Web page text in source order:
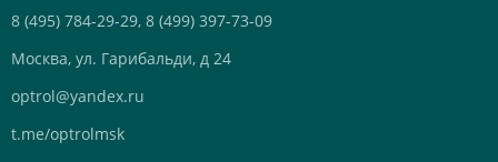
8 (495) 784-29-29, 8 (499) 397-73-09
Москва, ул. Гарибальди, д 24
optrol@yandex.ru
t.me/optrolmsk